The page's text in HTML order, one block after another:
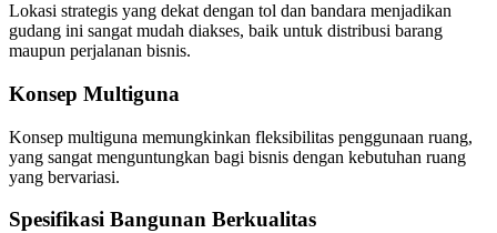
Lokasi strategis yang dekat dengan tol dan bandara menjadikan
gudang ini sangat mudah diakses, baik untuk distribusi barang
maupun perjalanan bisnis.
Konsep Multiguna
Konsep multiguna memungkinkan fleksibilitas penggunaan ruang,
yang sangat menguntungkan bagi bisnis dengan kebutuhan ruang
yang bervariasi.
Spesifikasi Bangunan Berkualitas